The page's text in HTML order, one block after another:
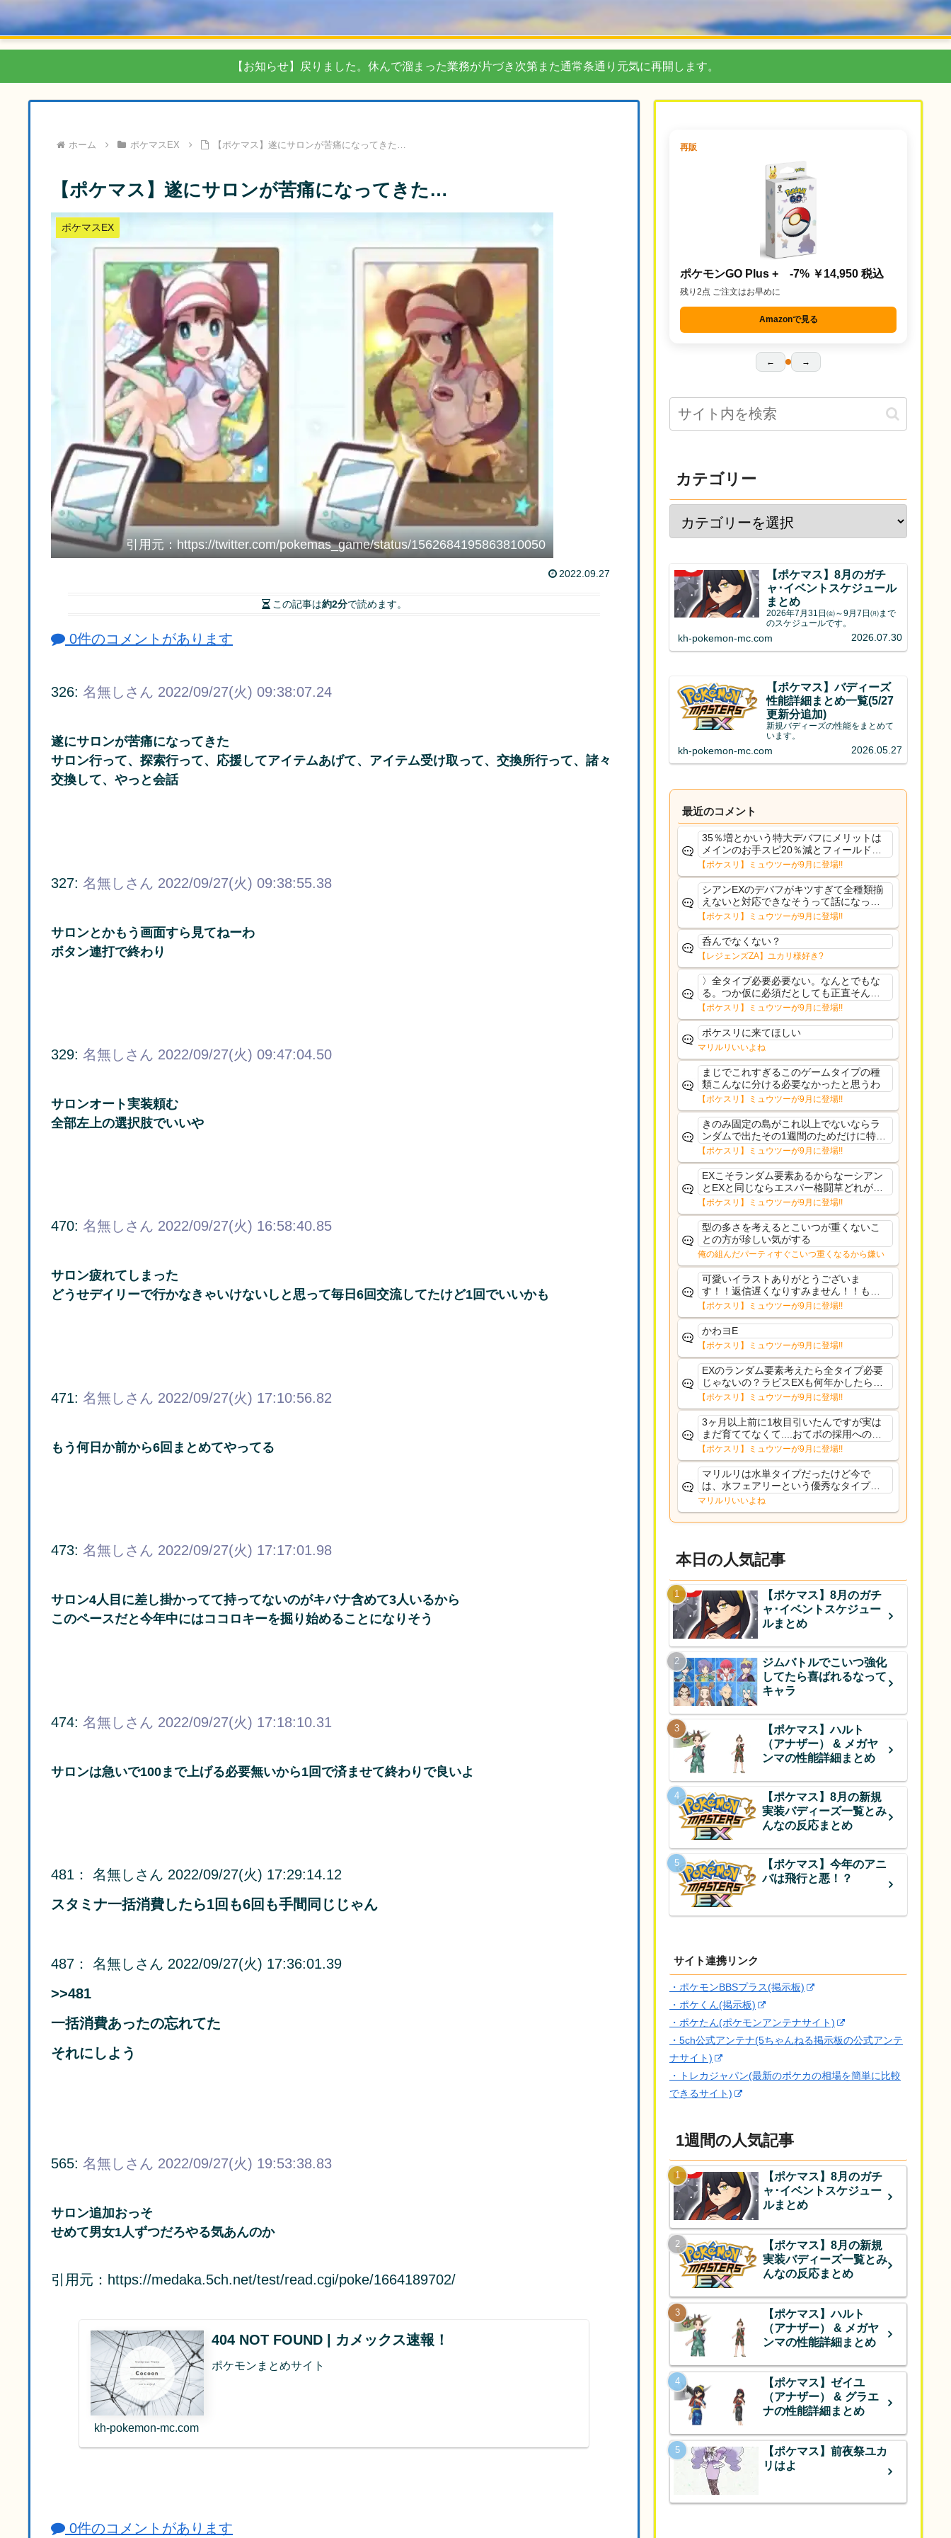
【お知らせ】戻りました。休んで溜まった業務が片づき次第また通常条通り元気に再開します。
ホーム ポケマスEX 【ポケマス】遂にサロンが苦痛になってきた…
【ポケマス】遂にサロンが苦痛になってきた…
ポケマスEX
引用元：https://twitter.com/pokemas_game/status/1562684195863810050
2022.09.27
この記事は約2分で読めます。
0件のコメントがあります
326: 名無しさん 2022/09/27(火) 09:38:07.24
遂にサロンが苦痛になってきた
サロン行って、探索行って、応援してアイテムあげて、アイテム受け取って、交換所行って、諸々
交換して、やっと会話
327: 名無しさん 2022/09/27(火) 09:38:55.38
サロンとかもう画面すら見てねーわ
ボタン連打で終わり
329: 名無しさん 2022/09/27(火) 09:47:04.50
サロンオート実装頼む
全部左上の選択肢でいいや
470: 名無しさん 2022/09/27(火) 16:58:40.85
サロン疲れてしまった
どうせデイリーで行かなきゃいけないしと思って毎日6回交流してたけど1回でいいかも
471: 名無しさん 2022/09/27(火) 17:10:56.82
もう何日か前から6回まとめてやってる
473: 名無しさん 2022/09/27(火) 17:17:01.98
サロン4人目に差し掛かってて持ってないのがキバナ含めて3人いるから
このペースだと今年中にはココロキーを掘り始めることになりそう
474: 名無しさん 2022/09/27(火) 17:18:10.31
サロンは急いで100まで上げる必要無いから1回で済ませて終わりで良いよ
481 ： 名無しさん 2022/09/27(火) 17:29:14.12
スタミナ一括消費したら1回も6回も手間同じじゃん
487 ： 名無しさん 2022/09/27(火) 17:36:01.39
>>481
一括消費あったの忘れてた
それにしよう
565: 名無しさん 2022/09/27(火) 19:53:38.83
サロン追加おっそ
せめて男女1人ずつだろやる気あんのか
引用元：https://medaka.5ch.net/test/read.cgi/poke/1664189702/
404 NOT FOUND | カメックス速報！
ポケモンまとめサイト
kh-pokemon-mc.com
0件のコメントがあります
再販
ポケモンGO Plus + -7% ￥14,950 税込
残り2点 ご注文はお早めに
Amazonで見る
← →
カテゴリー
【ポケマス】8月のガチ
ャ･イベントスケジュール
まとめ
2026年7月31日㈮～9月7日㈪まで
のスケジュールです。
kh-pokemon-mc.com 2026.07.30
【ポケマス】バディーズ
性能詳細まとめ一覧(5/27
更新分追加)
新規バディーズの性能をまとめて
います。
kh-pokemon-mc.com 2026.05.27
最近のコメント
35％増とかいう特大デバフにメリットは
メインのお手スピ20％減とフィールド効
果のみフェアリーノーマルとか引いたら
まともに料理も作れないし終わり控えめ
に言ってカス
【ポケスリ】ミュウツーが9月に登場!!
シアンEXのデバフがキツすぎて全種類揃
えないと対応できなそうって話になって
るわ
【ポケスリ】ミュウツーが9月に登場!!
呑んでなくない？
【レジェンズZA】ユカリ様好き?
〉全タイプ必要必要ない。なんとでもな
る。つか仮に必須だとしても正直そんな
もんに付き合う気は無い。運営は時間の
リソースを甘く見すぎなのよ。ポケスリ
やったことないやろうなと思ってる。〉
ラピスEX最短二年後...
【ポケスリ】ミュウツーが9月に登場!!
ポケスリに来てほしい
マリルリいいよね
まじでこれすぎるこのゲームタイプの種
類こんなに分ける必要なかったと思うわ
【ポケスリ】ミュウツーが9月に登場!!
きのみ固定の島がこれ以上でないならラ
ンダムで出たその1週間のためだけに特定
のタイプにリソース割くのなんだかむな
しい気がするわ出番がないってわけじゃ
ないから無駄ではないんだけど
【ポケスリ】ミュウツーが9月に登場!!
EXこそランダム要素あるからなーシアン
とEXと同じならエスパー格闘草どれが事
前に来るか分からんから、積む必要があ
るミュウツーは使いにくくね？って思っ
た
【ポケスリ】ミュウツーが9月に登場!!
型の多さを考えるとこいつが重くないこ
との方が珍しい気がする
俺の組んだパーティすぐこいつ重くなるから嫌い
可愛いイラストありがとうございま
す！！返信遅くなりすみません！！もう
少ししたら通常再開できます！
【ポケスリ】ミュウツーが9月に登場!!
かわヨE
【ポケスリ】ミュウツーが9月に登場!!
EXのランダム要素考えたら全タイプ必要
じゃないの？ラピスEXも何年かしたら来
るだろうし後から厳選したい育てたいっ
て思ってもどうにもならないのがこのゲ
ームだしな
【ポケスリ】ミュウツーが9月に登場!!
3ヶ月以上前に1枚目引いたんですが実は
まだ育ててなくて....おてボの採用への影
響は勉強になります。ありがとうござい
ますオイルはだいぶ強めのABBレントラ
ーいて芋の方が不安なんで1枚目にしよう
かなと思...
【ポケスリ】ミュウツーが9月に登場!!
マリルリは水単タイプだったけど今で
は、水フェアリーという優秀なタイプだ
な、後特性力持ちって見た目と全然違う
な
マリルリいいよね
本日の人気記事
【ポケマス】8月のガチ
ャ･イベントスケジュー
ルまとめ
ジムバトルでこいつ強化
してたら喜ばれるなって
キャラ
【ポケマス】ハルト
（アナザー） & メガヤ
ンマの性能詳細まとめ
【ポケマス】8月の新規
実装バディーズ一覧とみ
んなの反応まとめ
【ポケマス】今年のアニ
バは飛行と悪！？
サイト連携リンク
・ポケモンBBSプラス(掲示板)
・ポケくん(掲示板)
・ポケたん(ポケモンアンテナサイト)
・5ch公式アンテナ(5ちゃんねる掲示板の公式アンテ
ナサイト)
・トレカジャパン(最新のポケカの相場を簡単に比較
できるサイト)
1週間の人気記事
【ポケマス】8月のガチ
ャ･イベントスケジュー
ルまとめ
【ポケマス】8月の新規
実装バディーズ一覧とみ
んなの反応まとめ
【ポケマス】ハルト
（アナザー） & メガヤ
ンマの性能詳細まとめ
【ポケマス】ゼイユ
（アナザー） & グラエ
ナの性能詳細まとめ
【ポケマス】前夜祭ユカ
リはよ